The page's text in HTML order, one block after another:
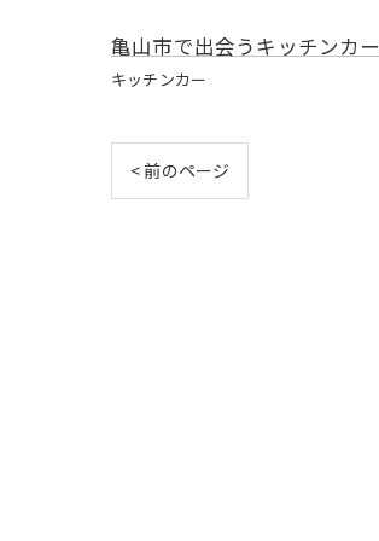
亀山市で出会うキッチンカー
キッチンカー
< 前のページ